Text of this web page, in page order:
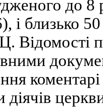
до 8
і близько
Відомості
діячів